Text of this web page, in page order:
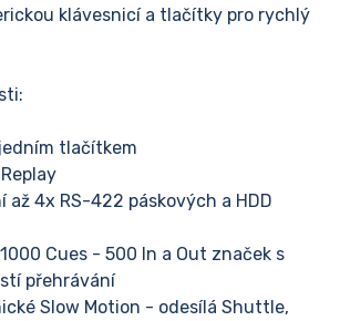
klávesnicí a tlačítky pro rychlý
tlačítkem
až 4x RS-422 páskových a HDD
Cues - 500 In a Out značek s
přehrávání
Slow Motion - odesílá Shuttle,